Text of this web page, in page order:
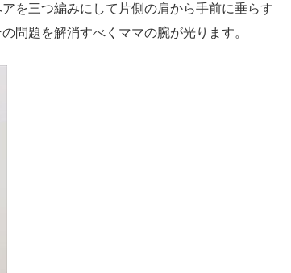
を三つ編みにして片側の肩から手前に垂らす
問題を解消すべくママの腕が光ります。